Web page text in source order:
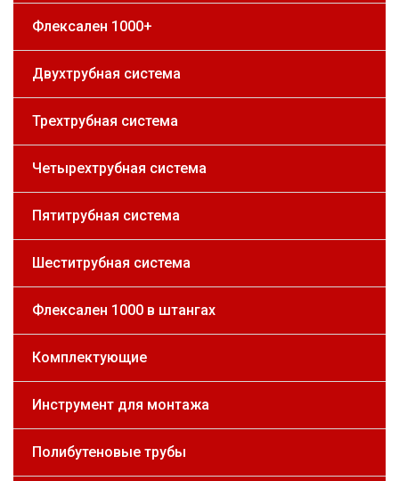
Флексален 1000+
Двухтрубная система
Трехтрубная система
Четырехтрубная система
Пятитрубная система
Шеститрубная система
Флексален 1000 в штангах
Комплектующие
Инструмент для монтажа
Полибутеновые трубы